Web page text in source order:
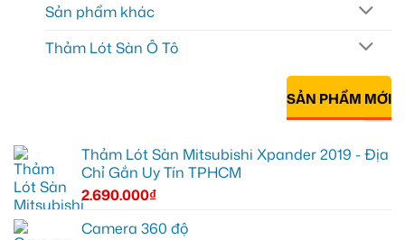
Sản phẩm khác
Thảm Lót Sàn Ô Tô
SẢN PHẨM MỚI
Thảm Lót Sàn Mitsubishi Xpander 2019 - Địa
Chỉ Gắn Uy Tín TPHCM
2.690.000₫
Camera 360 độ